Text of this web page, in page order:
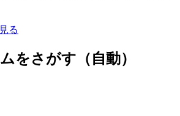
る
をさがす（自動）